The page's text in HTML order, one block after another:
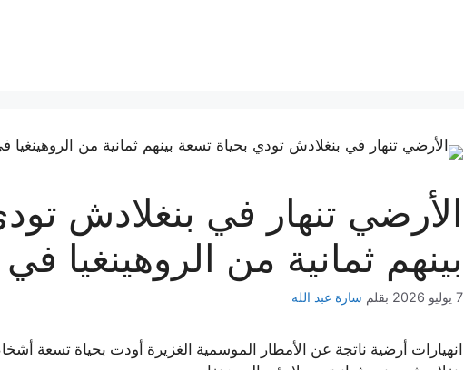
الأرضي تنهار في بنغلادش
بينهم ثمانية من الروهينغيا
7 يوليو 2026 بقلم سارة عبد الله
انهيارات أرضية ناتجة عن الأمطار الموسمية الغزيرة أودت بحياة